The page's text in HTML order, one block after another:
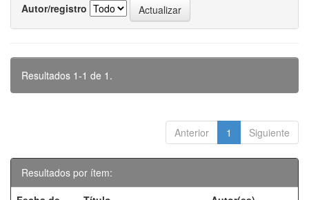
Autor/registro
Resultados 1-1 de 1.
Anterior 1 Siguiente
Resultados por ítem: